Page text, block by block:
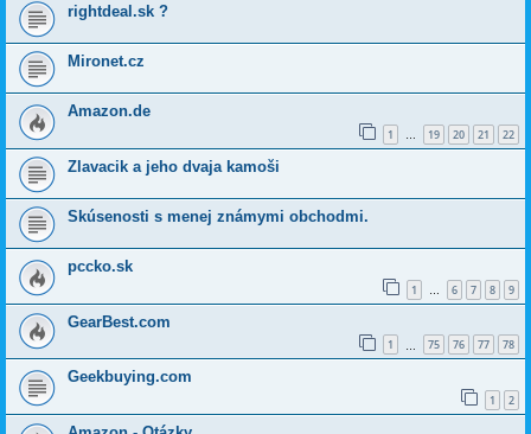
rightdeal.sk ?
Mironet.cz
Amazon.de
1 … 19 20 21 22
Zlavacik a jeho dvaja kamoši
Skúsenosti s menej známymi obchodmi.
pccko.sk
1 … 6 7 8 9
GearBest.com
1 75 76 77 78
Geekbuying.com
1 2